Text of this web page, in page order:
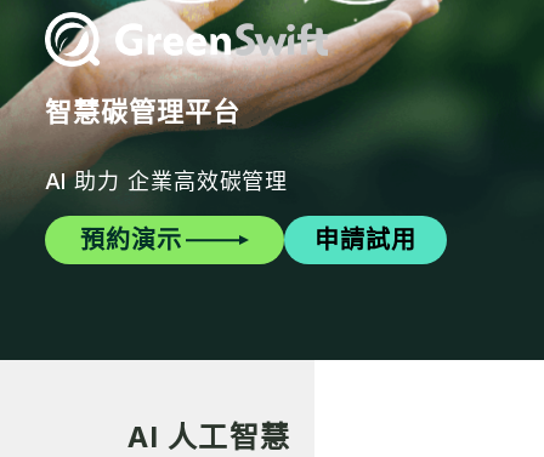
智慧碳管理平台
AI 助力 企業高效碳管理
預約演示 申請試用
AI 人工智慧